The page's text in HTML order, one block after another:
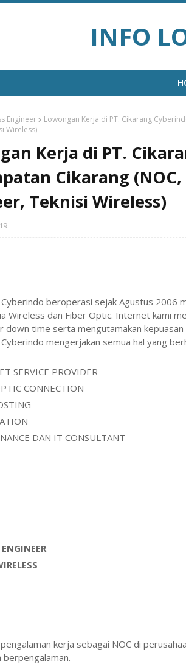
INFO
Engineer
Lowongan Kerja di PT. Cikarang
Wireless)
Kerja di PT.
Cikarang
Teknisi Wireless)
Cyberindo beroperasi sejak Agustus 2006
Wireless dan Fiber Optic. Internet kami
down time serta mengutamakan kepuasan
Cyberindo mengerjakan semua hal yang
SERVICE PROVIDER
CONNECTION
DAN IT CONSULTANT
kerja sebagai NOC di
berpengalaman.